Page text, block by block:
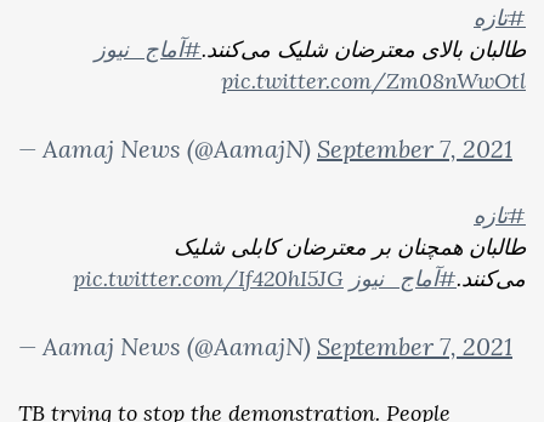
#تازه
طالبان بالای معترضان شلیک می‌کنند.#آماج_نیوز
pic.twitter.com/Zm08nWwOtl
— Aamaj News (@AamajN) September 7, 2021
#تازه
طالبان همچنان بر معترضان کابلی شلیک
می‌کنند.#آماج_نیوز pic.twitter.com/If420hI5JG
— Aamaj News (@AamajN) September 7, 2021
TB trying to stop the demonstration. People